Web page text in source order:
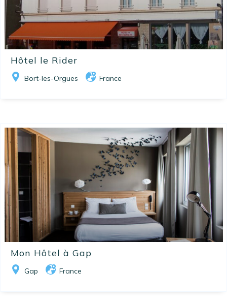
Hôtel le Rider
Bort-les-Orgues France
Mon Hôtel à Gap
Gap France